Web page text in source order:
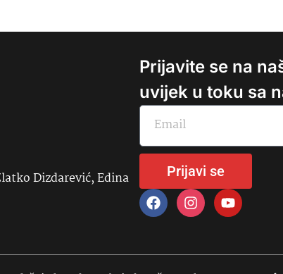
Dizdarević, Edina
Prijavite se na
uvijek u toku sa
Prijavi se